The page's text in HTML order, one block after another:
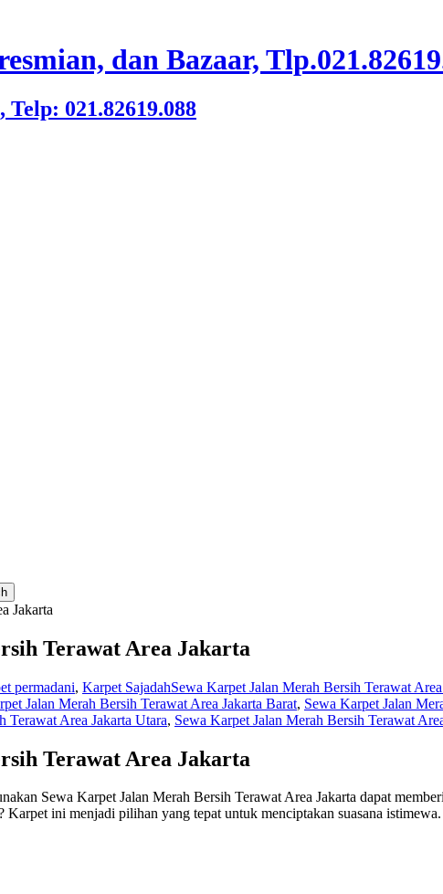
dan Bazaar,
021.82619.088
Terawat Area Jakarta
permadani, Karpet SajadahSewa Karpet Jalan Merah Bersih Terawat
Jalan Merah Bersih Terawat Area Jakarta Barat, Sewa Karpet Jalan
Terawat Area Jakarta Utara, Sewa Karpet Jalan Merah Bersih Terawat
Terawat Area Jakarta
Sewa Karpet Jalan Merah Bersih Terawat Area Jakarta dapat
ini menjadi pilihan yang tepat untuk menciptakan suasana istimewa.